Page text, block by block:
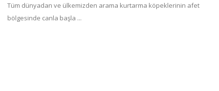
Tüm dünyadan ve ülkemizden arama kurtarma köpeklerinin afet
bölgesinde canla başla ...